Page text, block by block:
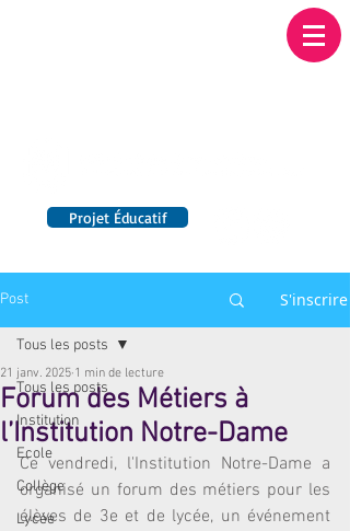
Projet Éducatif
Post S'inscrire
Tous les posts
Institution
Ecole
Collège
Lycée
Tous les posts
Forum des Métiers à
l’Institution Notre-Dame
21 janv. 2025 1 min de lecture
Ce vendredi, l'Institution Notre-Dame a
organisé un forum des métiers pour les
élèves de 3e et de lycée, un événement